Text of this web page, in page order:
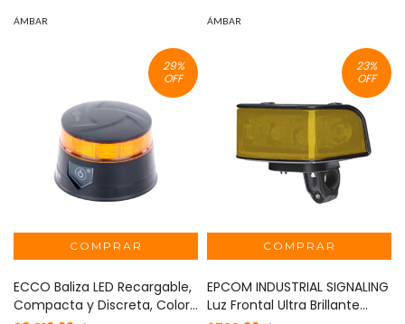
ÁMBAR ÁMBAR
29%
OFF
ECCO Baliza LED Recargable,
Compacta y Discreta, Color
23%
OFF
EPCOM INDUSTRIAL SIGNALING
Luz Frontal Ultra Brillante